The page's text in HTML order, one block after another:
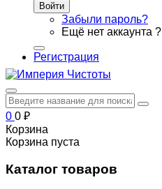
Войти
Забыли пароль?
Ещё нет аккаунта ?
Регистрация
0 0 ₽
Корзина
Корзина пуста
Каталог товаров